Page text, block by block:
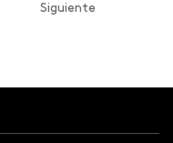
Siguiente